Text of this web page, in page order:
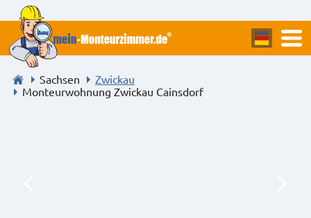
Sachsen
Zwickau
Monteurwohnung Zwickau Cainsdorf